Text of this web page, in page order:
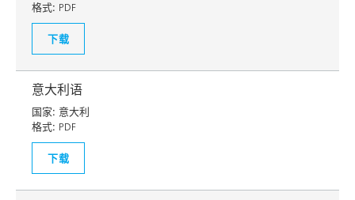
格式: PDF
下载
意大利语
国家: 意大利
格式: PDF
下载